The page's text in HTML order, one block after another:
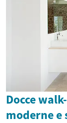
Docce
moderne